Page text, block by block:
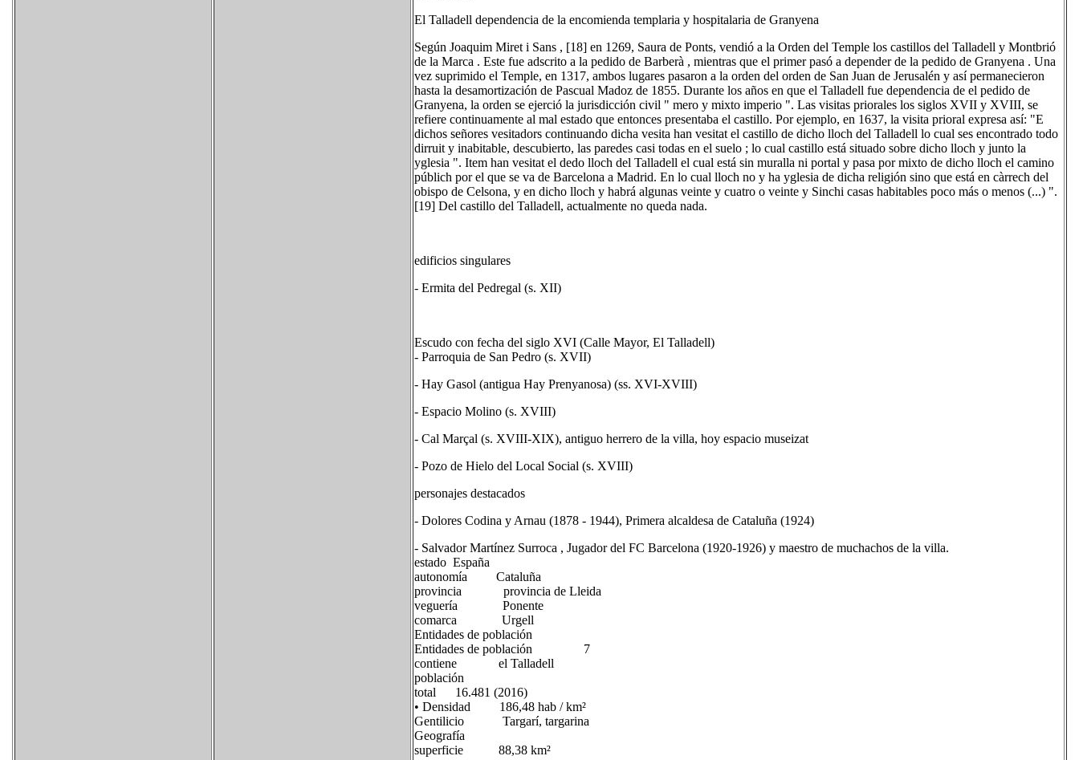
El Talladell dependencia de la encomienda templaria y hospitalaria de Granyena
Según Joaquim Miret i Sans , [18] en 1269, Saura de Ponts, vendió a la Orden del Temple los castillos del Talladell y Montbrió
de la Marca . Este fue adscrito a la pedido de Barberà , mientras que el primer pasó a depender de la pedido de Granyena . Una
vez suprimido el Temple, en 1317, ambos lugares pasaron a la orden del orden de San Juan de Jerusalén y así permanecieron
hasta la desamortización de Pascual Madoz de 1855. Durante los años en que el Talladell fue dependencia de el pedido de
Granyena, la orden se ejerció la jurisdicción civil " mero y mixto imperio ". Las visitas priorales los siglos XVII y XVIII, se
refiere continuamente al mal estado que entonces presentaba el castillo. Por ejemplo, en 1637, la visita prioral expresa así: "E
dichos señores vesitadors continuando dicha vesita han vesitat el castillo de dicho lloch del Talladell lo cual ses encontrado todo
dirruit y inabitable, descubierto, las paredes casi todas en el suelo ; lo cual castillo está situado sobre dicho lloch y junto la
yglesia ". Item han vesitat el dedo lloch del Talladell el cual está sin muralla ni portal y pasa por mixto de dicho lloch el camino
públich por el que se va de Barcelona a Madrid. En lo cual lloch no y ha yglesia de dicha religión sino que está en càrrech del
obispo de Celsona, y en dicho lloch y habrá algunas veinte y cuatro o veinte y Sinchi casas habitables poco más o menos (...) ".
[19] Del castillo del Talladell, actualmente no queda nada.
edificios singulares
- Ermita del Pedregal (s. XII)
Escudo con fecha del siglo XVI (Calle Mayor, El Talladell)
- Parroquia de San Pedro (s. XVII)
- Hay Gasol (antigua Hay Prenyanosa) (ss. XVI-XVIII)
- Espacio Molino (s. XVIII)
- Cal Marçal (s. XVIII-XIX), antiguo herrero de la villa, hoy espacio museizat
- Pozo de Hielo del Local Social (s. XVIII)
personajes destacados
- Dolores Codina y Arnau (1878 - 1944), Primera alcaldesa de Cataluña (1924)
- Salvador Martínez Surroca , Jugador del FC Barcelona (1920-1926) y maestro de muchachos de la villa.
estado España
autonomía Cataluña
provincia provincia de Lleida
veguería Ponente
comarca Urgell
Entidades de población
Entidades de población 7
contiene el Talladell
población
total 16.481 (2016)
• Densidad 186,48 hab / km²
Gentilicio Targarí, targarina
Geografía
superficie 88,38 km²